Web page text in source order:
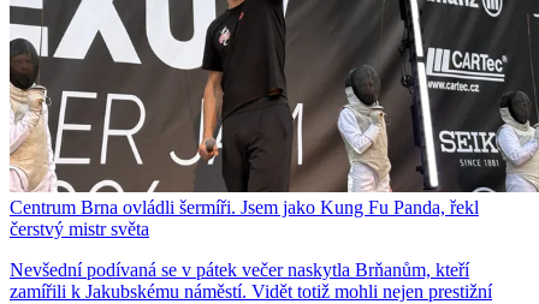
Centrum Brna ovládli šermíři. Jsem jako Kung Fu Panda, řekl
čerstvý mistr světa
Nevšední podívaná se v pátek večer naskytla Brňanům, kteří
zamířili k Jakubskému náměstí. Vidět totiž mohli nejen prestižní